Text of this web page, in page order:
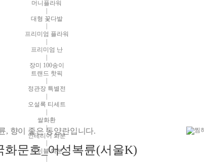
머니플라워
|
대형 꽃다발
프리미엄 플라워
프리미엄 난
|
장미 100송이
트랜드 핫픽
정관장 특별전
오설록 티세트
|
쌀화환
|
인테리어 화분
테이블 화분
, 향이 좋은 동양란입니다.
화문호_어성복륜(서울K)